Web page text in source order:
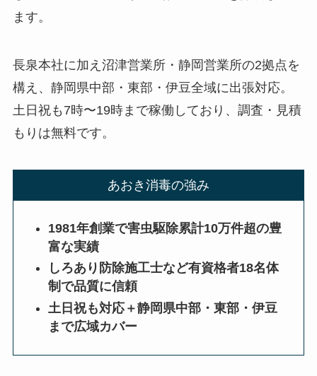
ます。
長泉本社に加え沼津営業所・静岡営業所の2拠点を
構え、静岡県中部・東部・伊豆全域に出張対応。
土日祝も7時〜19時まで稼働しており、調査・見積
もりは無料です。
あおき消毒の強み
1981年創業で害虫駆除累計10万件超の豊
富な実績
しろあり防除施工士など有資格者18名体
制で品質に信頼
土日祝も対応＋静岡県中部・東部・伊豆
まで広域カバー